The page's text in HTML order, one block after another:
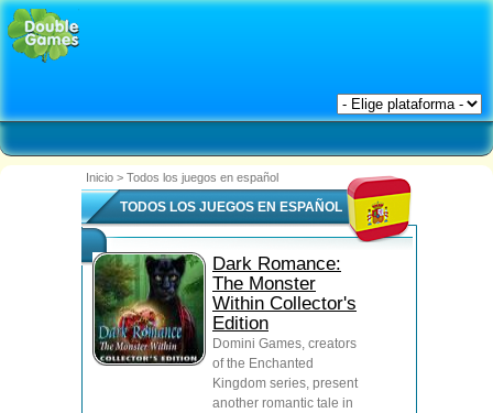
Inicio > Todos los juegos en español
TODOS LOS JUEGOS EN ESPAÑOL
Dark Romance:
The Monster
Within Collector's
Edition
Domini Games, creators
of the Enchanted
Kingdom series, present
another romantic tale in